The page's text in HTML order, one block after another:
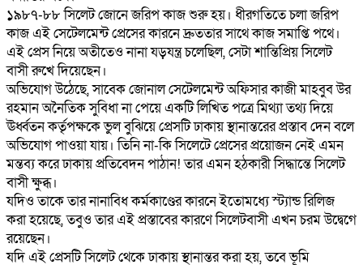
‎‎১৯৮৭-৮৮ সিলেট জোনে জরিপ কাজ শুরু হয়। ধীরগতিতে চলা জরিপ
কাজ এই সেটেলমেন্ট প্রেসের কারনে দ্রুততার সাথে কাজ সমাপ্তি পথে।
‎এই প্রেস নিয়ে অতীতেও নানা যড়যন্ত্র চলেছিল, সেটা শান্তিপ্রিয় সিলেট
বাসী রুখে দিয়েছেন।
‎অভিযোগ উঠেছে, সাবেক জোনাল সেটেলমেন্ট অফিসার কাজী মাহবুব উর
রহমান অনৈতিক সুবিধা না পেয়ে একটি লিখিত পত্রে মিথ্যা তথ্য দিয়ে
ঊর্ধ্বতন কর্তৃপক্ষকে ভুল বুঝিয়ে প্রেসটি ঢাকায় স্থানান্তরের প্রস্তাব দেন বলে
অভিযোগ পাওয়া যায়। তিনি না-কি সিলেটে প্রেসের প্রয়োজন নেই এমন
মন্তব্য করে ঢাকায় প্রতিবেদন পাঠান! তার এমন হঠকারী সিদ্ধান্তে সিলেট
বাসী ক্ষুব্ধ।
‎যদিও তাকে তার নানাবিধ কর্মকাণ্ডের কারনে ইতোমধ্যে স্ট্যান্ড রিলিজ
করা হয়েছে, তবুও তার এই প্রস্তাবের কারণে সিলেটবাসী এখন চরম উদ্বেগে
রয়েছেন।
‎‎যদি এই প্রেসটি সিলেট থেকে ঢাকায় স্থানান্তর করা হয়, তবে ভূমি